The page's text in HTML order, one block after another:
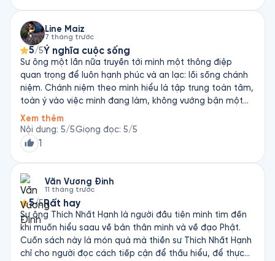
mình cảm giác thấm sự vô thường, thời gian đời người
quả như một cái chớp mắt… Cảm ơn Fonos đã mang
đến cho mình cơ hội được biết đến quyển sách tuyệt vời
này! Mình sẽ nghe thêm các quyển Thầy viết.
Line Maiz
7 tháng trước
5/5Ý nghĩa cuộc sống
Sư ông một lần nữa truyền tới mình một thông điệp
quan trọng để luôn hạnh phúc và an lạc: lối sống chánh
niệm. Chánh niệm theo mình hiểu là tập trung toàn tâm,
toàn ý vào việc mình đang làm, không vướng bận một
chút suy nghĩ, đắn đo gì tới những việc không liên quan.
Chánh niệm khởi phát tình thương, sự tử tế và bao dung
tới muôn loài và tới chính bản thân mình. Chúng ta hoá
ra đều chỉ là một mà thôi. Dù biết là khó khăn nhưng mỗi
ngày mỗi chúng ta hãy tập ngồi yên quan sát chính bản
thân mình rồi dần dần ta thấy bình an được nuôi dưỡng
lúc nào không hay. Biết ơn Sư ông vì những lời răn dạy
giản dị mà sâu lắng!
Xem thêm
Nội dung: 5/5Giọng đọc: 5/5
1
Văn Vương Đinh
11 tháng trước
5/5Rất hay
Sư ông Thích Nhất Hạnh là người đầu tiên mình tìm đến
khi muốn hiểu saau về bản thân mình và về đạo Phật.
Cuốn sách này là món quà mà thiền sư Thích Nhất Hạnh
chỉ cho người đọc cách tiếp cận để thấu hiểu, để thực